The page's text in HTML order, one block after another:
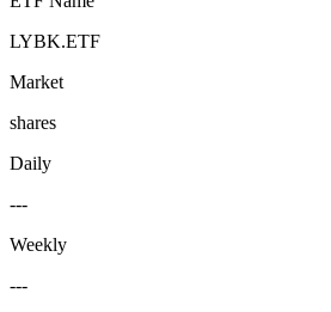
LYBK.ETF
Market
shares
Daily
---
Weekly
---